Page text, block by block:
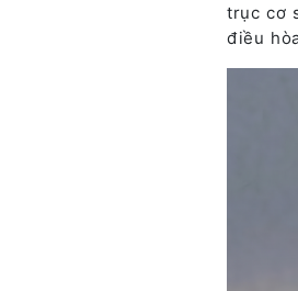
trục cơ
điều